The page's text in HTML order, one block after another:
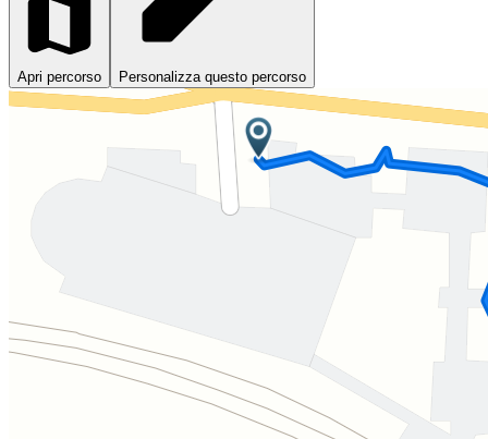
Apri percorso Personalizza questo percorso